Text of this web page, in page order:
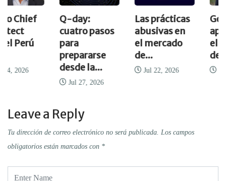
Q-day:
cuatro pasos
para
desde la...
Las prácticas
abusivas en
de...
Jul 22, 2026
Google Cloud
apuesta por
el ecosistema
Ago 5, 2026
Leave a Reply
Tu dirección de correo electrónico no será publicada. Los campos
obligatorios están marcados con *